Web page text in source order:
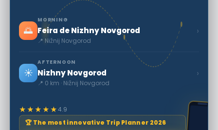
🌅
MORNING
Feira de Nizhny Novgorod
📍 Nižnij Novgorod
›
☀️
AFTERNOON
Nizhny Novgorod
📍 0 km · Nižnij Novgorod
›
★★★★★4.9
🏆 The most innovative Trip Planner 2026